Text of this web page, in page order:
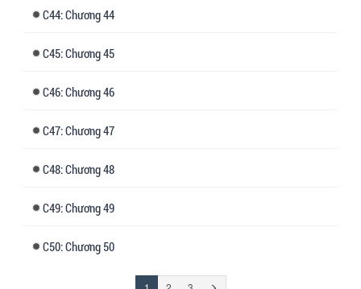
44: Chương 44
45: Chương 45
46: Chương 46
47: Chương 47
48: Chương 48
49: Chương 49
50: Chương 50
(đang Trang